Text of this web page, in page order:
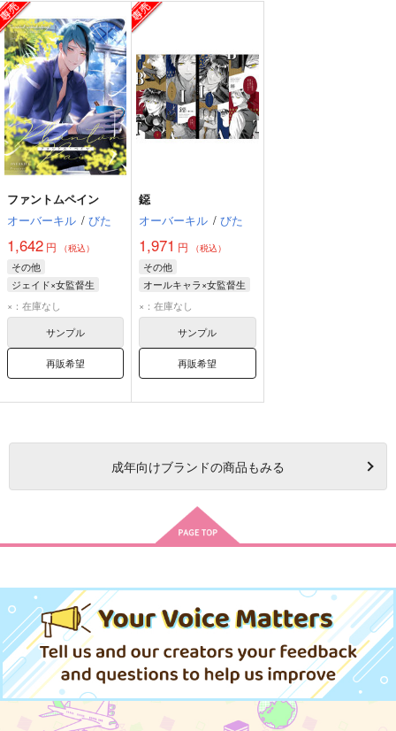
ファントムペイン
オーバーキル / びた
1,642 円 （税込）
その他
ジェイド×女監督生
ジェイド・リーチ
女監督生
×：在庫なし
サンプル
再販希望
鐚
オーバーキル / びた
1,971 円 （税込）
その他
オールキャラ×女監督生
女監督生
ジェイド・リーチ
フロイド・リーチ
×：在庫なし
サンプル
再販希望
成年向けブランドの商品もみる